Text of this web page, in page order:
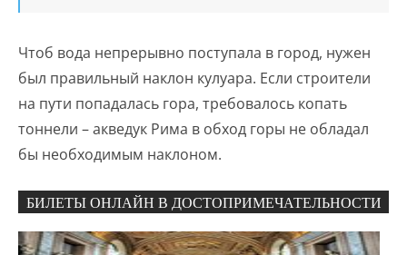
Чтоб вода непрерывно поступала в город, нужен
был правильный наклон кулуара. Если строители
на пути попадалась гора, требовалось копать
тоннели – акведук Рима в обход горы не обладал
бы необходимым наклоном.
БИЛЕТЫ ОНЛАЙН В ДОСТОПРИМЕЧАТЕЛЬНОСТИ